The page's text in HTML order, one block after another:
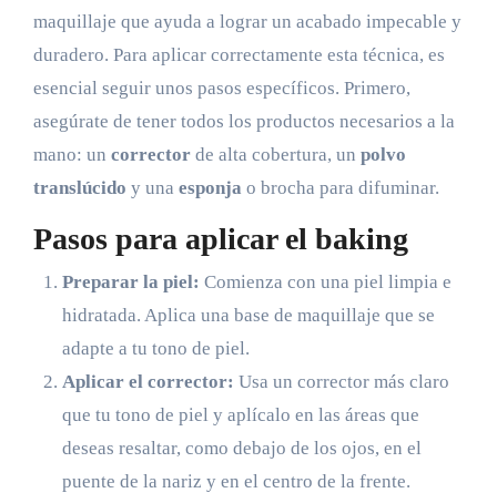
maquillaje que ayuda a lograr un acabado impecable y
duradero. Para aplicar correctamente esta técnica, es
esencial seguir unos pasos específicos. Primero,
asegúrate de tener todos los productos necesarios a la
mano: un correctorde alta cobertura, un polvo
translúcido y una esponja o brocha para difuminar.
Pasos para aplicar el baking
Preparar la piel: Comienza con una piel limpia e
hidratada. Aplica una base de maquillaje que se
adapte a tu tono de piel.
Aplicar el corrector: Usa un corrector más claro
que tu tono de piel y aplícalo en las áreas que
deseas resaltar, como debajo de los ojos, en el
puente de la nariz y en el centro de la frente.